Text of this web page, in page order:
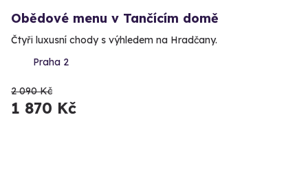
Obědové menu v Tančícím domě
Čtyři luxusní chody s výhledem na Hradčany.
Praha 2
2 090 Kč
1 870 Kč